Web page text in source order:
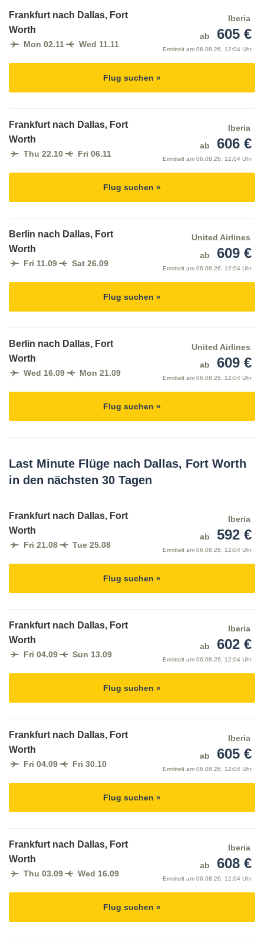
Frankfurt nach Dallas, Fort
Worth
Mon 02.11 Wed 11.11
Iberia
ab
605 €
Ermittelt am 06.08.26, 12:04 Uhr
Flug suchen »
Frankfurt nach Dallas, Fort
Worth
Thu 22.10 Fri 06.11
Iberia
ab
606 €
Ermittelt am 06.08.26, 12:04 Uhr
Flug suchen »
Berlin nach Dallas, Fort
Worth
Fri 11.09 Sat 26.09
United Airlines
ab
609 €
Ermittelt am 06.08.26, 12:04 Uhr
Flug suchen »
Berlin nach Dallas, Fort
Worth
Wed 16.09 Mon 21.09
United Airlines
ab
609 €
Ermittelt am 06.08.26, 12:04 Uhr
Flug suchen »
Last Minute Flüge nach Dallas, Fort Worth
in den nächsten 30 Tagen
Frankfurt nach Dallas, Fort
Worth
Fri 21.08 Tue 25.08
Iberia
ab
592 €
Ermittelt am 06.08.26, 12:04 Uhr
Flug suchen »
Frankfurt nach Dallas, Fort
Worth
Fri 04.09 Sun 13.09
Iberia
ab
602 €
Ermittelt am 06.08.26, 12:04 Uhr
Flug suchen »
Frankfurt nach Dallas, Fort
Worth
Fri 04.09 Fri 30.10
Iberia
ab
605 €
Ermittelt am 06.08.26, 12:04 Uhr
Flug suchen »
Frankfurt nach Dallas, Fort
Worth
Thu 03.09 Wed 16.09
Iberia
ab
608 €
Ermittelt am 06.08.26, 12:04 Uhr
Flug suchen »